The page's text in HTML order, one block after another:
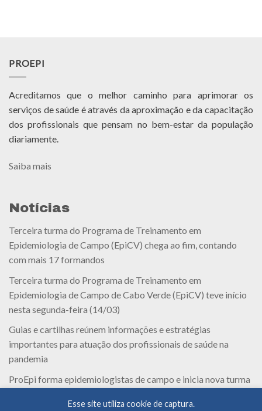
PROEPI
Acreditamos que o melhor caminho para aprimorar os
serviços de saúde é através da aproximação e da capacitação
dos profissionais que pensam no bem-estar da população
diariamente.
Saiba mais
Notícias
Terceira turma do Programa de Treinamento em
Epidemiologia de Campo (EpiCV) chega ao fim, contando
com mais 17 formandos
Terceira turma do Programa de Treinamento em
Epidemiologia de Campo de Cabo Verde (EpiCV) teve início
nesta segunda-feira (14/03)
Guias e cartilhas reúnem informações e estratégias
importantes para atuação dos profissionais de saúde na
pandemia
ProEpi forma epidemiologistas de campo e inicia nova turma
Esse site utiliza cookie de captura.